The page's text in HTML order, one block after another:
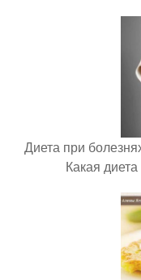
Диета при
Какая